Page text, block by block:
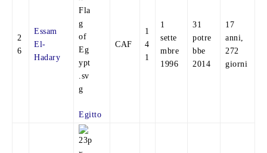
2
6
Essam
El-
Hadary
Egitto
CAF
1
4
1
1
sette
mbre
1996
31
potre
bbe
2014
17
anni,
272
giorni